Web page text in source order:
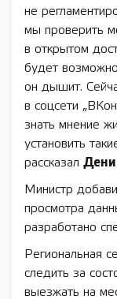
не
мы проверить
в открытом
будет
он дышит.
в соцсети
знать мнение
установить
рассказал
Министр
просмотра
разработано
Региональная
следить за
выезжать на